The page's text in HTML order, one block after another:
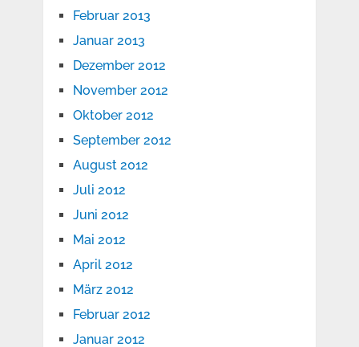
Februar 2013
Januar 2013
Dezember 2012
November 2012
Oktober 2012
September 2012
August 2012
Juli 2012
Juni 2012
Mai 2012
April 2012
März 2012
Februar 2012
Januar 2012